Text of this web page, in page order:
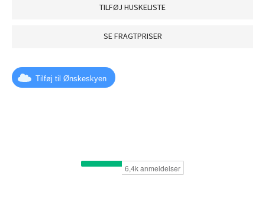
TILFØJ HUSKELISTE
SE FRAGTPRISER
Tilføj til Ønskeskyen